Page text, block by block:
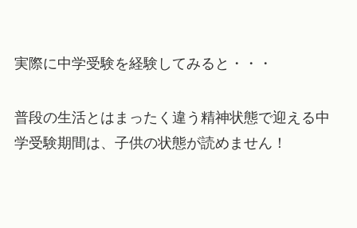
実際に中学受験を経験してみると・・・
普段の生活とはまったく違う精神状態で迎える中
学受験期間は、子供の状態が読めません！